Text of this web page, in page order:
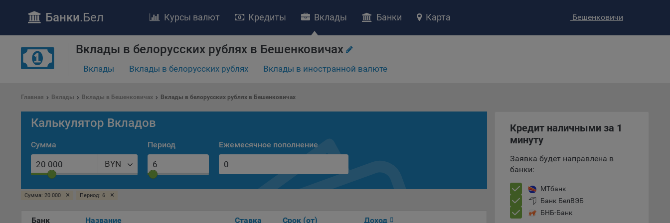
ПОЛОЖЕНИЕ «О политике обработки файлов cookie»
уделяет особое внимание защите персональных данных при их обработке и
ответственно подходит к соблюдению прав субъектов персональных данных.
персональных данных, предусмотренных статьей 17 Закона Республики
Беларусь от 7 мая 2021 г. № 99-З «О защите персональных данных» (далее –
«Закон»
файлы cookie, а также каким образом пользователи могут контролировать
Банки.Бел Бешенковичи
Курсы валют Кредиты Вклады Банки Карта
Вклады в белорусских рублях в Бешенковичах
Вклады Вклады в белорусских рублях Вклады в иностранной валюте
Главная Вклады Вклады в Бешенковичах Вклады в белорусских рублях в Бешенковичах
Калькулятор Вкладов
Сумма
BYN
Период Ежемесячное пополнение
Сумма: 20 000 × Период: 6 ×
Банк Название Ставка Срок (от) Доход
Кредит наличными за 1
минуту
Заявка будет направлена в
банки:
МТбанк
Банк БелВЭБ
БНБ-Банк